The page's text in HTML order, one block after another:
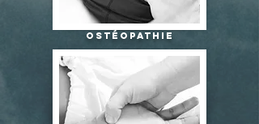
ostéopathie